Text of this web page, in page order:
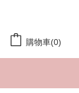
購物車(0)